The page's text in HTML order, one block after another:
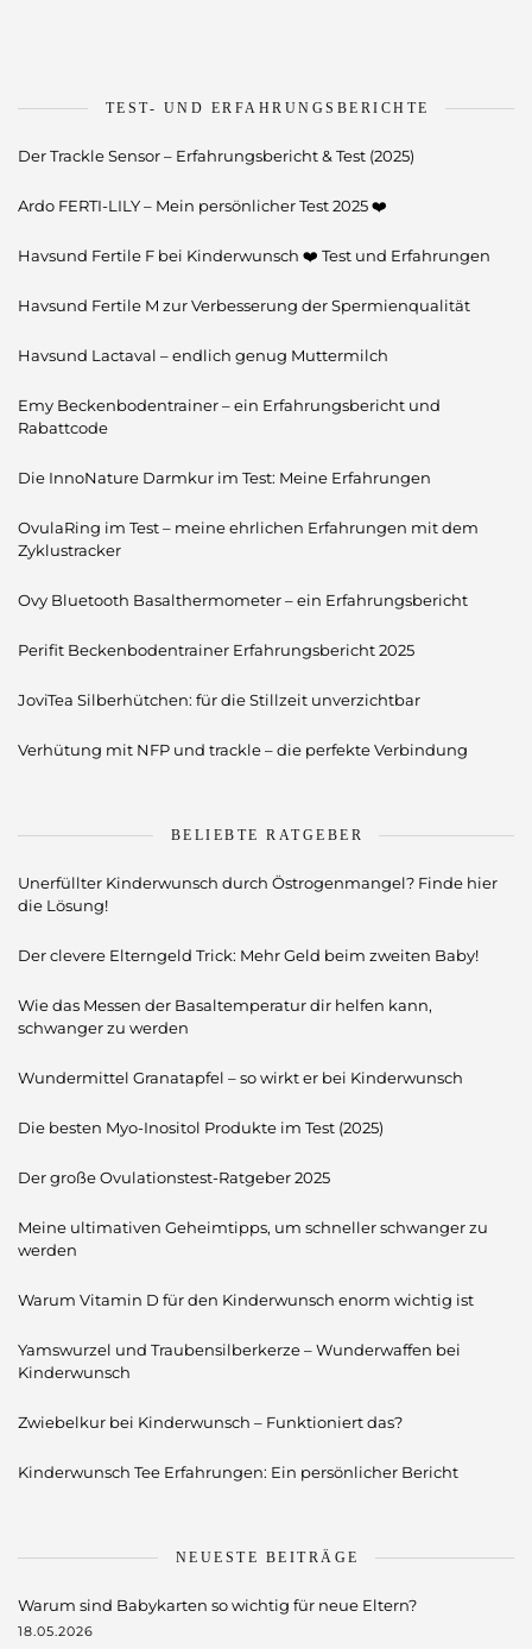
TEST- UND ERFAHRUNGSBERICHTE
Der Trackle Sensor – Erfahrungsbericht & Test (2025)
Ardo FERTI-LILY – Mein persönlicher Test 2025 ❤️
Havsund Fertile F bei Kinderwunsch ❤️ Test und Erfahrungen
Havsund Fertile M zur Verbesserung der Spermienqualität
Havsund Lactaval – endlich genug Muttermilch
Emy Beckenbodentrainer – ein Erfahrungsbericht und
Rabattcode
Die InnoNature Darmkur im Test: Meine Erfahrungen
OvulaRing im Test – meine ehrlichen Erfahrungen mit dem
Zyklustracker
Ovy Bluetooth Basalthermometer – ein Erfahrungsbericht
Perifit Beckenbodentrainer Erfahrungsbericht 2025
JoviTea Silberhütchen: für die Stillzeit unverzichtbar
Verhütung mit NFP und trackle – die perfekte Verbindung
BELIEBTE RATGEBER
Unerfüllter Kinderwunsch durch Östrogenmangel? Finde hier
die Lösung!
Der clevere Elterngeld Trick: Mehr Geld beim zweiten Baby!
Wie das Messen der Basaltemperatur dir helfen kann,
schwanger zu werden
Wundermittel Granatapfel – so wirkt er bei Kinderwunsch
Die besten Myo-Inositol Produkte im Test (2025)
Der große Ovulationstest-Ratgeber 2025
Meine ultimativen Geheimtipps, um schneller schwanger zu
werden
Warum Vitamin D für den Kinderwunsch enorm wichtig ist
Yamswurzel und Traubensilberkerze – Wunderwaffen bei
Kinderwunsch
Zwiebelkur bei Kinderwunsch – Funktioniert das?
Kinderwunsch Tee Erfahrungen: Ein persönlicher Bericht
NEUESTE BEITRÄGE
Warum sind Babykarten so wichtig für neue Eltern?
18.05.2026